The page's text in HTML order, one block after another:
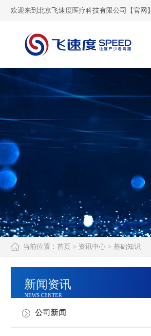
欢迎来到北京飞速度医疗科技有限公司【官网】
当前位置： 首页 > 资讯中心 > 基础知识
新闻资讯
NEWS CENTER
公司新闻